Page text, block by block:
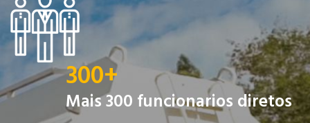
300+
Mais 300 funcionarios diretos